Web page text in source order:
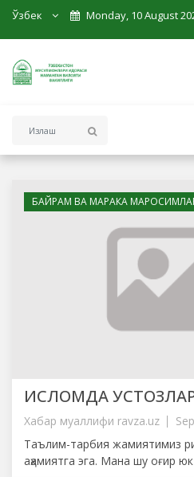
Ўзбек Monday, 10 August
БАЙРАМ ВА МАРАКА
ИСЛОМДА
Хабар муаллифи ravza.uz
Таълим-тарбия жамиятимиз
аҳамиятга эга. Мана шу оғир